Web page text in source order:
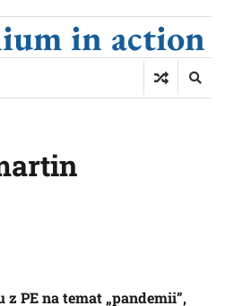
in action
z PE na temat „pandemii”,